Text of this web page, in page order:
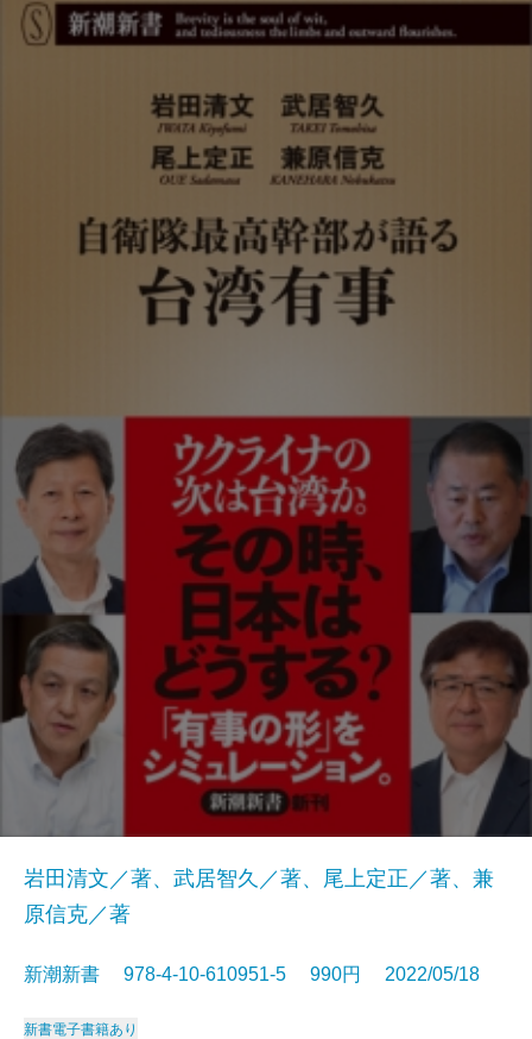
岩田清文／著、武居智久／著、尾上定正／著、兼
原信克／著
新潮新書 978-4-10-610951-5 990円 2022/05/18
新書電子書籍あり